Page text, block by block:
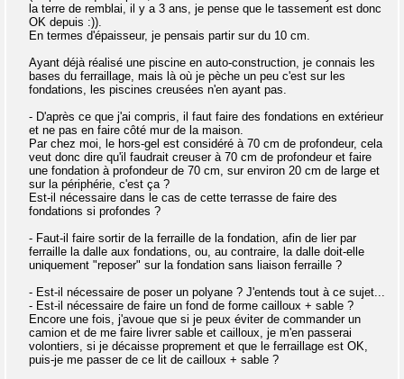
la terre de remblai, il y a 3 ans, je pense que le tassement est donc
OK depuis :)).
En termes d'épaisseur, je pensais partir sur du 10 cm.
Ayant déjà réalisé une piscine en auto-construction, je connais les
bases du ferraillage, mais là où je pèche un peu c'est sur les
fondations, les piscines creusées n'en ayant pas.
- D'après ce que j'ai compris, il faut faire des fondations en extérieur
et ne pas en faire côté mur de la maison.
Par chez moi, le hors-gel est considéré à 70 cm de profondeur, cela
veut donc dire qu'il faudrait creuser à 70 cm de profondeur et faire
une fondation à profondeur de 70 cm, sur environ 20 cm de large et
sur la périphérie, c'est ça ?
Est-il nécessaire dans le cas de cette terrasse de faire des
fondations si profondes ?
- Faut-il faire sortir de la ferraille de la fondation, afin de lier par
ferraille la dalle aux fondations, ou, au contraire, la dalle doit-elle
uniquement "reposer" sur la fondation sans liaison ferraille ?
- Est-il nécessaire de poser un polyane ? J'entends tout à ce sujet...
- Est-il nécessaire de faire un fond de forme cailloux + sable ?
Encore une fois, j'avoue que si je peux éviter de commander un
camion et de me faire livrer sable et cailloux, je m'en passerai
volontiers, si je décaisse proprement et que le ferraillage est OK,
puis-je me passer de ce lit de cailloux + sable ?